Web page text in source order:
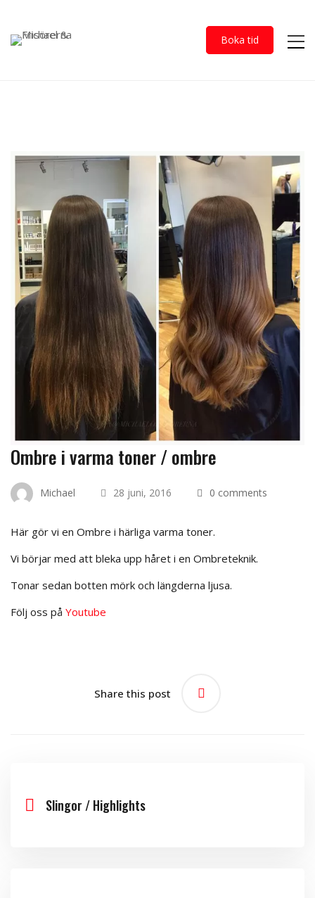
Boka tid
Ombre i varma toner / ombre
Michael 28 juni, 2016 0 comments
Här gör vi en Ombre i härliga varma toner.
Vi börjar med att bleka upp håret i en Ombreteknik.
Tonar sedan botten mörk och längderna ljusa.
Följ oss på Youtube
Share this post
Slingor / Highlights